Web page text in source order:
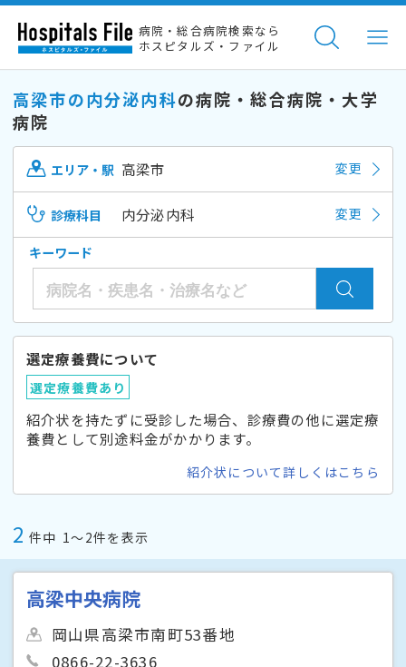
病院・総合病院検索なら
ホスピタルズ・ファイル
高梁市の内分泌内科の病院・総合病院・大学
病院
エリア・駅 高梁市 変更
診療科目 内分泌内科 変更
キーワード
選定療養費について
選定療養費あり
紹介状を持たずに受診した場合、診療費の他に選定療
養費として別途料金がかかります。
紹介状について詳しくはこちら
2 件中 1〜2件を表示
高梁中央病院
岡山県高梁市南町53番地
0866-22-3636